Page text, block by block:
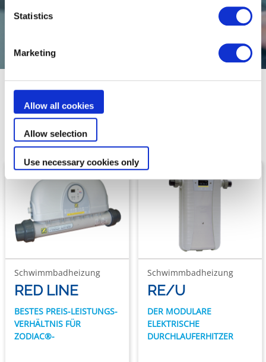
Statistics
Marketing
Allow all cookies
Allow selection
Use necessary cookies only
Unser Angebot an
Elektrische Durchlauferhitzer
Schwimmbadheizung
RED LINE
BESTES PREIS-LEISTUNGS-
VERHÄLTNIS FÜR
ZODIAC®-
Schwimmbadheizung
RE/U
DER MODULARE
ELEKTRISCHE
DURCHLAUFERHITZER